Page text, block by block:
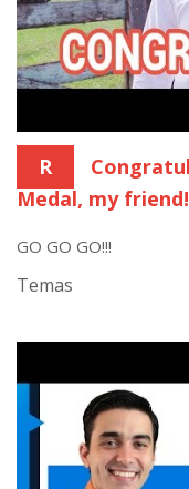
R
Medal, my friend!
GO GO GO!!!
Temas